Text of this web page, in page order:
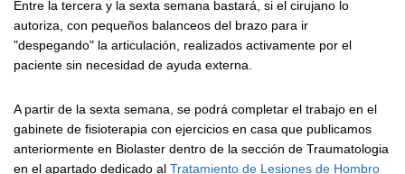
Entre la tercera y la sexta semana bastará, si el cirujano lo
autoriza, con pequeños balanceos del brazo para ir
"despegando" la articulación, realizados activamente por el
paciente sin necesidad de ayuda externa.
A partir de la sexta semana, se podrá completar el trabajo en el
gabinete de fisioterapia con ejercicios en casa que publicamos
anteriormente en Biolaster dentro de la sección de Traumatologia
en el apartado dedicado al Tratamiento de Lesiones de Hombro